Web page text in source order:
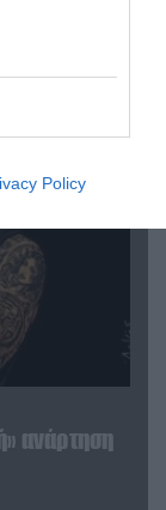
Policy
ανάρτηση